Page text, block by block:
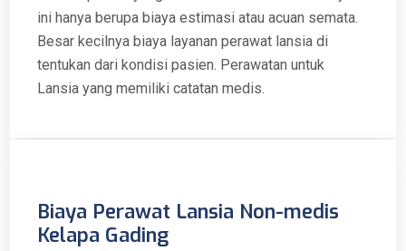
ini hanya berupa biaya estimasi atau acuan semata.
Besar kecilnya biaya layanan perawat lansia di
tentukan dari kondisi pasien. Perawatan untuk
Lansia yang memiliki catatan medis.
Biaya Perawat Lansia Non-medis
Kelapa Gading